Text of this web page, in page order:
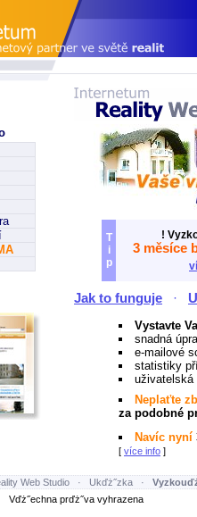
T
i
p
!
3 měsíce
Jak to funguje ·
Vystavte
snadná
e-mailové
statistiky
uživatelská
Neplaťte
za podobné
Navíc nyní
[ více info ]
Web Studio · Ukďż˝zka ·
prďż˝va vyhrazena